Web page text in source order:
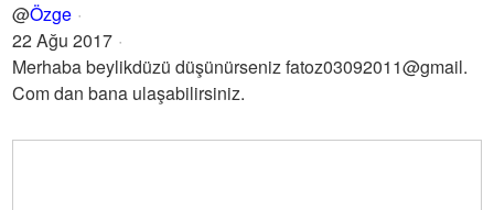
@Özge
22 Ağu 2017
Merhaba beylikdüzü düşünürseniz fatoz03092011@gmail.
Com dan bana ulaşabilirsiniz.